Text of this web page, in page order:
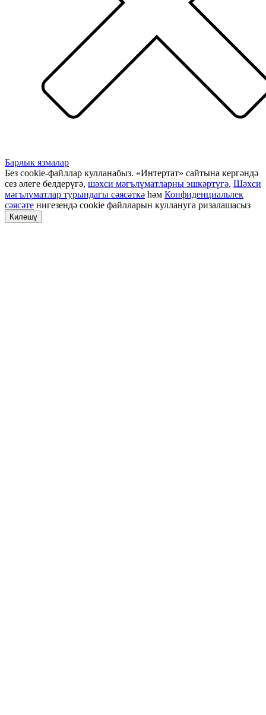
Барлык язмалар
Без cookie-файллар кулланабыз. «Интертат» сайтына кергәндә
сез әлеге белдерүгә, шәхси мәгълүматларны эшкәртүгә, Шәхси
мәгълүматлар турындагы сәясәткә һәм Конфиденциальлек
сәясәте нигезендә cookie файлларын куллануга ризалашасыз
Килешү